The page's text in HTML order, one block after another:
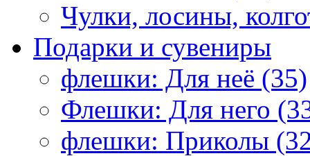
Чулки, лосины,
Подарки и сувениры
флешки: Для неё (35)
Флешки: Для него
флешки: Приколы